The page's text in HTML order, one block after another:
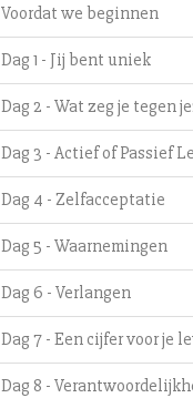
Voordat we beginnen
Dag 1 - Jij bent uniek
Dag 2 - Wat zeg je tegen
Dag 3 - Actief of Passief
Dag 4 - Zelfacceptatie
Dag 5 - Waarnemingen
Dag 6 - Verlangen
Dag 7 - Een cijfer voor je
Dag 8 -